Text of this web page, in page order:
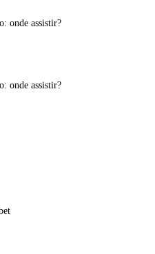
onde assistir?
onde assistir?